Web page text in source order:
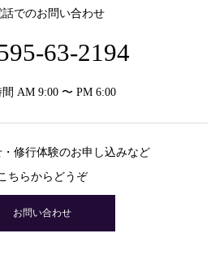
話でのお問い合わせ
63-2194
AM 9:00 〜 PM 6:00
修行体験のお申し込みなど
ちらからどうぞ
お問い合わせ